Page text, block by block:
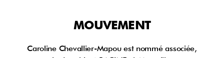
MOUVEMENT
Caroline Chevallier-Mapou est nommé associée,